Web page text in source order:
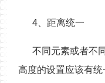
4、距离统一
不同元素或者不同
高度的设置应该有